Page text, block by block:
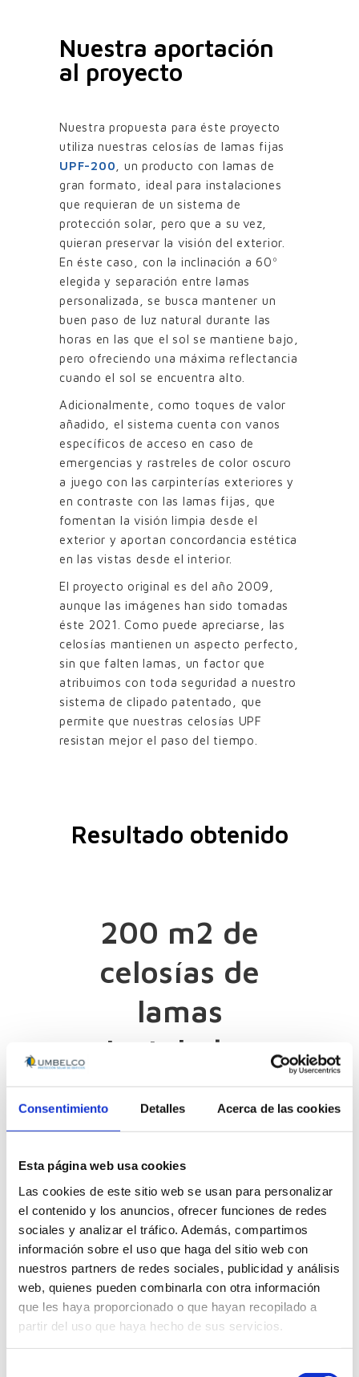
Consentimiento Detalles Acerca de las cookies
Esta página web usa cookies
Las cookies de este sitio web se usan para personalizar
el contenido y los anuncios, ofrecer funciones de redes
sociales y analizar el tráfico. Además, compartimos
información sobre el uso que haga del sitio web con
nuestros partners de redes sociales, publicidad y análisis
web, quienes pueden combinarla con otra información
que les haya proporcionado o que hayan recopilado a
partir del uso que haya hecho de sus servicios.
Nuestra aportación
al proyecto
Nuestra propuesta para éste proyecto
utiliza nuestras celosías de lamas fijas
UPF-200 , un producto con lamas de
gran formato, ideal para instalaciones
que requieran de un sistema de
protección solar, pero que a su vez,
quieran preservar la visión del exterior.
En éste caso, con la inclinación a 60º
elegida y separación entre lamas
personalizada, se busca mantener un
buen paso de luz natural durante las
horas en las que el sol se mantiene bajo,
pero ofreciendo una máxima reflectancia
cuando el sol se encuentra alto.
Adicionalmente, como toques de valor
añadido, el sistema cuenta con vanos
específicos de acceso en caso de
emergencias y rastreles de color oscuro
a juego con las carpinterías exteriores y
en contraste con las lamas fijas, que
fomentan la visión limpia desde el
exterior y aportan concordancia estética
en las vistas desde el interior.
El proyecto original es del año 2009,
aunque las imágenes han sido tomadas
éste 2021. Como puede apreciarse, las
celosías mantienen un aspecto perfecto,
sin que falten lamas, un factor que
atribuimos con toda seguridad a nuestro
sistema de clipado patentado, que
permite que nuestras celosías UPF
resistan mejor el paso del tiempo.
Resultado obtenido
200 m2 de
celosías de
lamas
instaladas